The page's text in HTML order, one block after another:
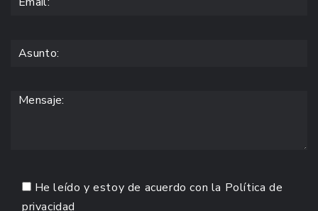
He leído y estoy de acuerdo con la Política de
privacidad